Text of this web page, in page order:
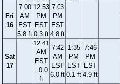
Fri
16
7:00
AM
EST
5.8 ft
12:53
PM
EST
0.3 ft
7:03
PM
EST
4.8 ft
Sat
17
12:41
AM
EST
−0.0
ft
7:42
AM
EST
6.0 ft
1:35
PM
EST
0.1 ft
7:46
PM
EST
4.9 ft